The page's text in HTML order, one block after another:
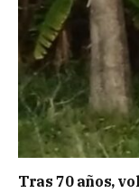
Tras 70 años,